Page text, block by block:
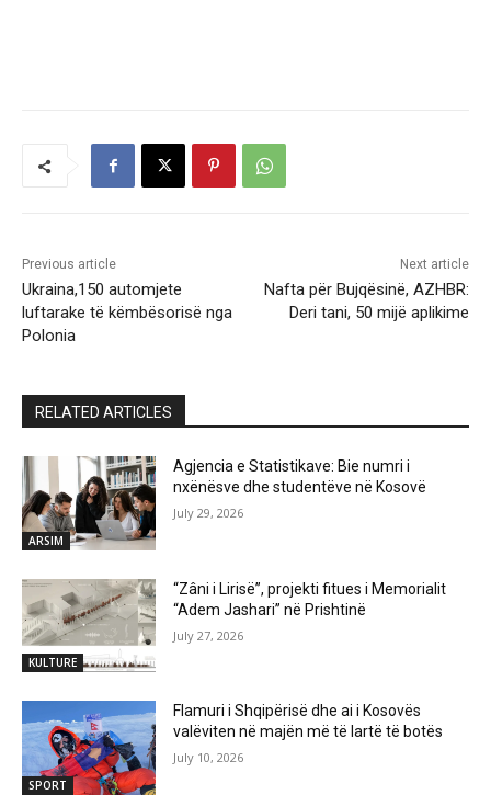
Previous article
Ukraina,150 automjete
luftarake të këmbësorisë nga
Polonia
Next article
Nafta për Bujqësinë, AZHBR:
Deri tani, 50 mijë aplikime
RELATED ARTICLES
ARSIM
Agjencia e Statistikave: Bie numri i
nxënësve dhe studentëve në Kosovë
July 29, 2026
KULTURE
“Zâni i Lirisë”, projekti fitues i Memorialit
“Adem Jashari” në Prishtinë
July 27, 2026
SPORT
Flamuri i Shqipërisë dhe ai i Kosovës
valëviten në majën më të lartë të botës
July 10, 2026